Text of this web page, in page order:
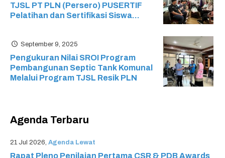
TJSL PT PLN (Persero) PUSERTIF
Pelatihan dan Sertifikasi Siswa
Media
September 9, 2025
Pengukuran Nilai SROI Program
Pembangunan Septic Tank Komunal
Melalui Program TJSL Resik PLN
Agenda Terbaru
21 Jul 2026, Agenda Lewat
Rapat Pleno Penilaian Pertama CSR & PDB Awards